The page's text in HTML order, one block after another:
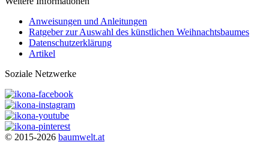
Anweisungen und Anleitungen
Ratgeber zur Auswahl des künstlichen Weihnachtsbaumes
Datenschutzerklärung
Artikel
Soziale Netzwerke
© 2015-2026 baumwelt.at